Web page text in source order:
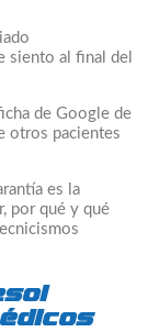
siento al final del
de Google de
otros pacientes
es la
por qué y qué